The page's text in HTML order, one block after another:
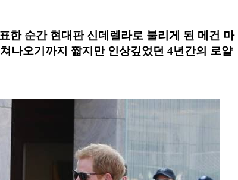
한 순간 현대판 신데렐라로 불리게 된 메건 마
나오기까지 짧지만 인상깊었던 4년간의 로얄